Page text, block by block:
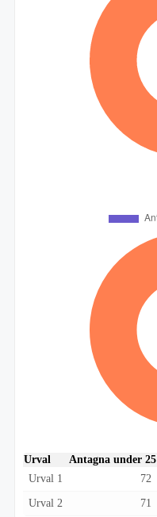
Urval Antagna under 25
Urval 1
72
Urval 2 71